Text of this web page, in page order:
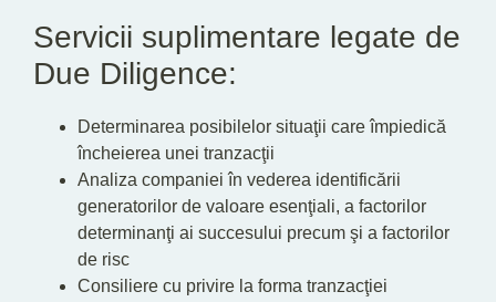
Servicii suplimentare legate de
Due Diligence:
Determinarea posibilelor situaţii care împiedică
încheierea unei tranzacţii
Analiza companiei în vederea identificării
generatorilor de valoare esenţiali, a factorilor
determinanţi ai succesului precum şi a factorilor
de risc
Consiliere cu privire la forma tranzacţiei